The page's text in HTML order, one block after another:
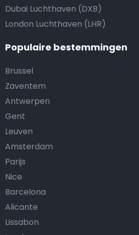
Dubai Luchthaven (DXB)
London Luchthaven (LHR)
Populaire bestemmingen
Brussel
Zaventem
Antwerpen
Gent
Leuven
Amsterdam
Parijs
Nice
Barcelona
Alicante
Lissabon